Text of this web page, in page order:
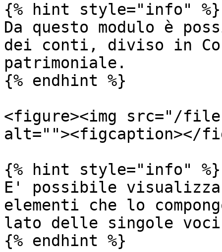
{% hint style="info" %}
Da questo modulo è
dei conti, diviso in
patrimoniale.
{% endhint %}
<figure><img src="/files/
alt=""><figcaption></
{% hint style="info" %}
E' possibile
elementi che lo
lato delle singole
{% endhint %}